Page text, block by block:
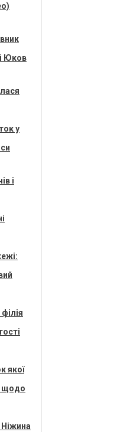
Юков
у
і
якої
щодо